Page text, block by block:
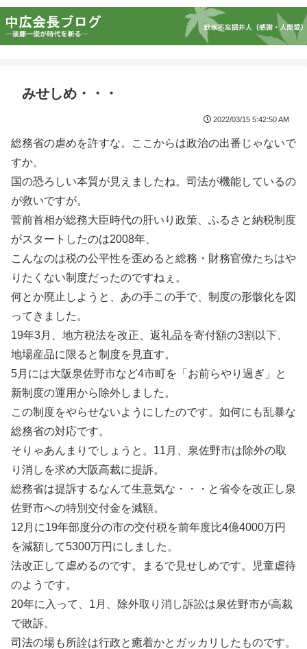
みせしめ・・・
2022/03/15 5:42:50 AM
総務省の虐めを許すな。ここからは政治の出番じゃないで
すか。
国の恐ろしい本質が見えましたね。司法が機能しているの
が救いですが。
菅前首相が総務大臣時代の肝いり政策、ふるさと納税制度
がスタートしたのは2008年、
こんなのは税の公平性を歪めると総務・財務官僚たちはや
りたくない制度だったのですねぇ。
何とか廃止しようと、あの手この手で、制度の形骸化を図
ってきました。
19年3月、地方税法を改正、返礼品を寄付額の3割以下、
地場産品に限ると制度を見直す。
5月には大阪泉佐野市など4市町を「お前らやり過ぎ」と
新制度の運用から除外しました。
この制度をやらせないようにしたのです。如何にも乱暴な
総務省の対応です。
そりゃあんまりでしょうと。11月、泉佐野市は除外の取
り消しを求め大阪高裁に提訴。
総務省は提訴するなんて生意気な・・・と省令を改正し泉
佐野市への特別交付金を減額。
12月に19年部度分の市の交付税を前年度比4億4000万円
を減額して5300万円にしました。
法改正して虐めるのです。まるで見せしめです。児童虐待
のようです。
20年に入って、1月、除外取り消し訴訟は泉佐野市が高裁
で敗訴。
司法の場も所詮は行政と癒着かとガッカリしたものです。